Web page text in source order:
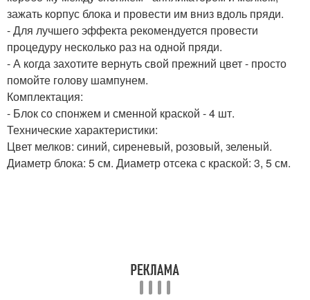
зажать корпус блока и провести им вниз вдоль пряди.
- Для лучшего эффекта рекомендуется провести
процедуру несколько раз на одной пряди.
- А когда захотите вернуть свой прежний цвет - просто
помойте голову шампунем.
Комплектация:
- Блок со спонжем и сменной краской - 4 шт.
Технические характеристики:
Цвет мелков: синий, сиреневый, розовый, зеленый.
Диаметр блока: 5 см. Диаметр отсека с краской: 3, 5 см.